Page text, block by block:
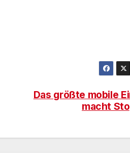
Das größte mobile
macht